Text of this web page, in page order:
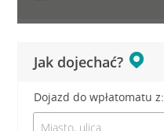
Jak dojechać?
Dojazd do wpłatomatu z: